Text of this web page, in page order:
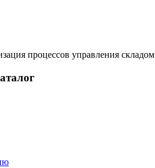
процессов управления складом